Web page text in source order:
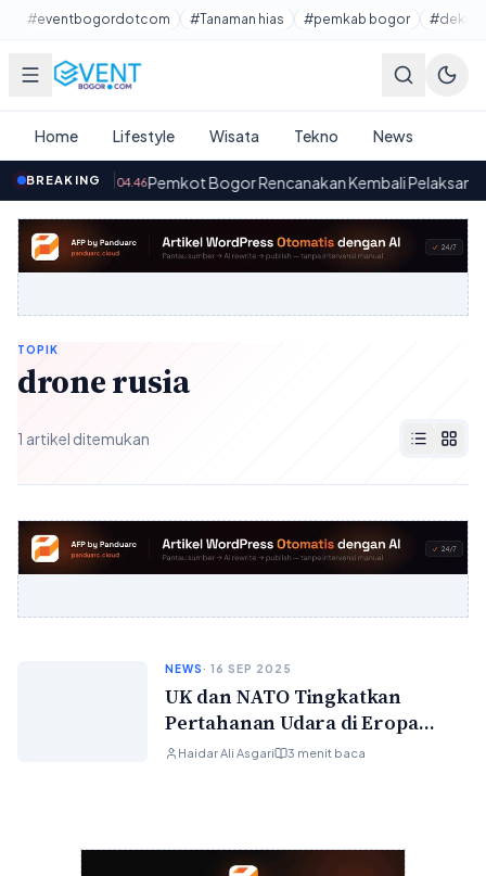
Lewati ke konten utama
#eventbogordotcom #Tanaman hias #pemkab bogor
Home Lifestyle Wisata Tekno News
BREAKING
2026· 04.46Pemkot Bogor Rencanakan Kembali Pelaksanaan
TOPIK
drone rusia
1 artikel ditemukan
NEWS· 16 SEP 2025
UK dan NATO Tingkatkan
Pertahanan Udara di Eropa
Timur
Haidar Ali Asgari 3 menit baca